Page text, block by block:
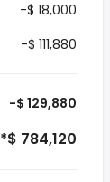
-$ 18,000
-$ 111,880
-$ 129,880
*$ 784,120